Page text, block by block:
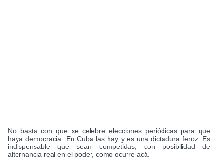
No basta con que se celebre elecciones periódicas para que
haya democracia. En Cuba las hay y es una dictadura feroz. Es
indispensable que sean competidas, con posibilidad de
alternancia real en el poder, como ocurre acá.